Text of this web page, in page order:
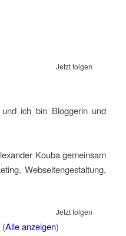
Jetzt folgen
ich bin Bloggerin und
Kouba gemeinsam
Webseitengestaltung,
Jetzt folgen
(Alle anzeigen)